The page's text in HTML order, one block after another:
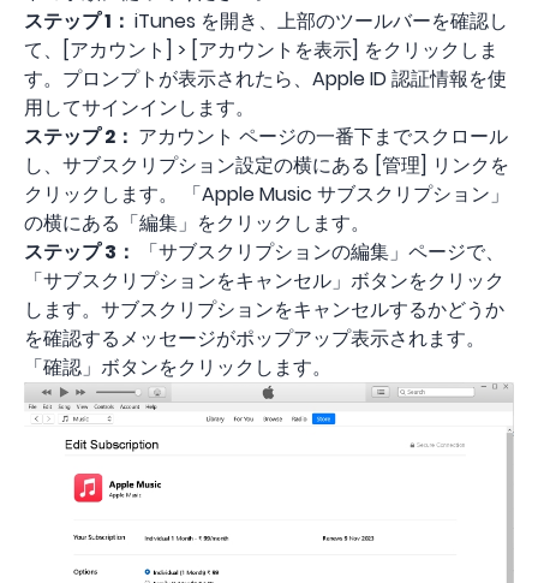
ステップ 1： iTunes を開き、上部のツールバーを確認し
て、[アカウント] > [アカウントを表示] をクリックしま
す。プロンプトが表示されたら、Apple ID 認証情報を使
用してサインインします。
ステップ 2： アカウント ページの一番下までスクロール
し、サブスクリプション設定の横にある [管理] リンクを
クリックします。 「Apple Music サブスクリプション」
の横にある「編集」をクリックします。
ステップ 3：
「サブスクリプションの編集」ページで、
「サブスクリプションをキャンセル」ボタンをクリック
します。サブスクリプションをキャンセルするかどうか
を確認するメッセージがポップアップ表示されます。
「確認」ボタンをクリックします。